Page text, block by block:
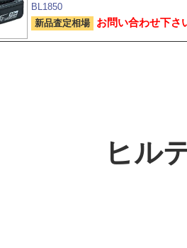
BL1850
新品査定相場 お問い合わせ下さ
ヒル